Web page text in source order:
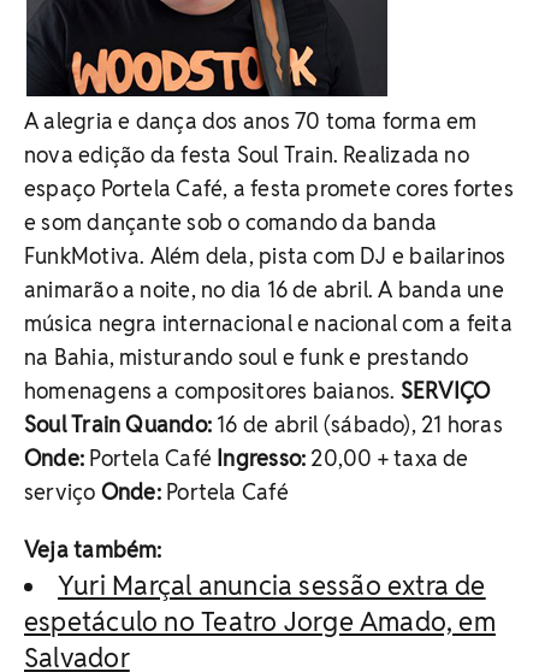
A alegria e dança dos anos 70 toma forma em
nova edição da festa Soul Train. Realizada no
espaço Portela Café, a festa promete cores fortes
e som dançante sob o comando da banda
FunkMotiva. Além dela, pista com DJ e bailarinos
animarão a noite, no dia 16 de abril. A banda une
música negra internacional e nacional com a feita
na Bahia, misturando soul e funk e prestando
homenagens a compositores baianos. SERVIÇO
Soul TrainQuando:16 de abril (sábado), 21 horas
Onde: Portela Café Ingresso: 20,00 + taxa de
serviço Onde:Portela Café
Veja também:
Yuri Marçal anuncia sessão extra de
espetáculo no Teatro Jorge Amado, em
Salvador